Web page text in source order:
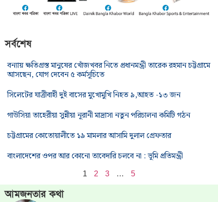
সর্বশেষ
বন্যায় ক্ষতিগ্রস্ত মানুষের খোঁজখবর নিতে প্রধানমন্ত্রী তারেক রহমান চট্টগ্রামে
আসছেন, যোগ দেবেন ৫ কর্মসূচিতে
সিলেটের যাত্রীবাহী দুই বাসের মুখোমুখি নিহত ৯,আহত -১৩ জন
গাউসিয়া তাহেরীয়া সুন্নীয়া নূরানী মাদ্রাসা নতুন পরিচালনা কমিটি গঠন
চট্টগ্রামের কোতোয়ালীতে ১৯ মামলার আসামি দুলাল গ্রেফতার
বাংলাদেশের ওপর আর কোনো তাবেদারি চলবে না : ভূমি প্রতিমন্ত্রী
1 2 3 … 5
আমজনতার কথা